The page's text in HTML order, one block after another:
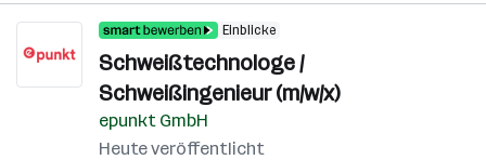
Einblicke
Schweißtechnologe /
Schweißingenieur (m/w/x)
epunkt GmbH
Heute veröffentlicht